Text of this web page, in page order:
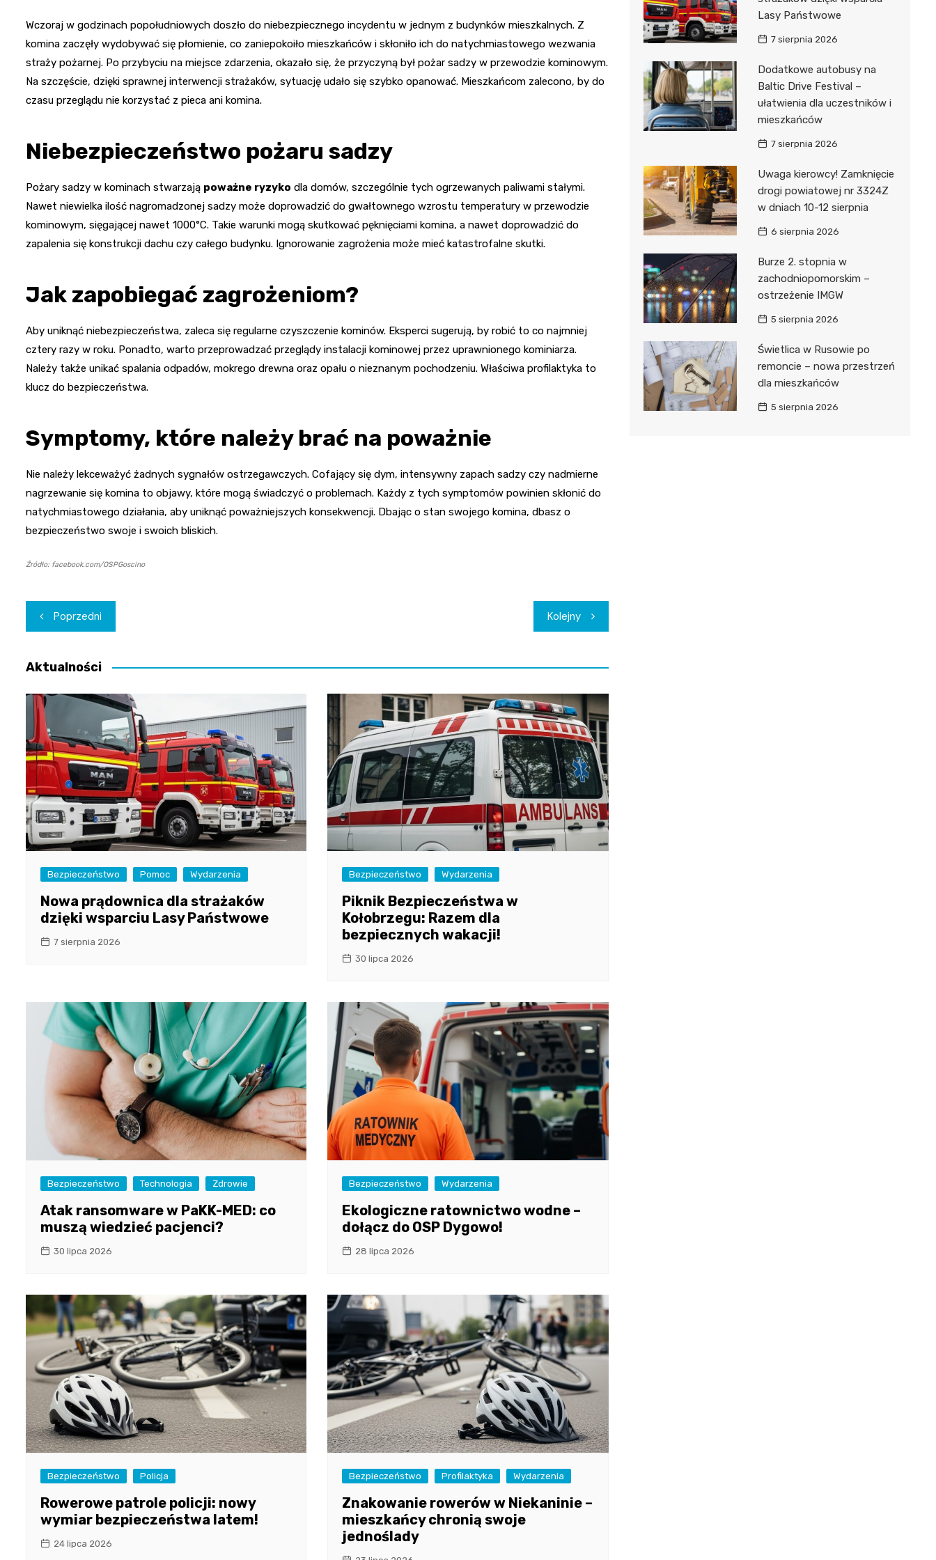
Wczoraj w godzinach popołudniowych doszło do niebezpiecznego incydentu w jednym z budynków mieszkalnych. Z
komina zaczęły wydobywać się płomienie, co zaniepokoiło mieszkańców i skłoniło ich do natychmiastowego wezwania
straży pożarnej. Po przybyciu na miejsce zdarzenia, okazało się, że przyczyną był pożar sadzy w przewodzie kominowym.
Na szczęście, dzięki sprawnej interwencji strażaków, sytuację udało się szybko opanować. Mieszkańcom zalecono, by do
czasu przeglądu nie korzystać z pieca ani komina.
Niebezpieczeństwo pożaru sadzy
Pożary sadzy w kominach stwarzają poważne ryzyko dla domów, szczególnie tych ogrzewanych paliwami stałymi.
Nawet niewielka ilość nagromadzonej sadzy może doprowadzić do gwałtownego wzrostu temperatury w przewodzie
kominowym, sięgającej nawet 1000°C. Takie warunki mogą skutkować pęknięciami komina, a nawet doprowadzić do
zapalenia się konstrukcji dachu czy całego budynku. Ignorowanie zagrożenia może mieć katastrofalne skutki.
Jak zapobiegać zagrożeniom?
Aby uniknąć niebezpieczeństwa, zaleca się regularne czyszczenie kominów. Eksperci sugerują, by robić to co najmniej
cztery razy w roku. Ponadto, warto przeprowadzać przeglądy instalacji kominowej przez uprawnionego kominiarza.
Należy także unikać spalania odpadów, mokrego drewna oraz opału o nieznanym pochodzeniu. Właściwa profilaktyka to
klucz do bezpieczeństwa.
Symptomy, które należy brać na poważnie
Nie należy lekceważyć żadnych sygnałów ostrzegawczych. Cofający się dym, intensywny zapach sadzy czy nadmierne
nagrzewanie się komina to objawy, które mogą świadczyć o problemach. Każdy z tych symptomów powinien skłonić do
natychmiastowego działania, aby uniknąć poważniejszych konsekwencji. Dbając o stan swojego komina, dbasz o
bezpieczeństwo swoje i swoich bliskich.
Źródło: facebook.com/OSPGoscino
Nawigacja
wpisu
Poprzedni Kolejny
Aktualności
Bezpieczeństwo Pomoc Wydarzenia
Nowa prądownica dla strażaków
dzięki wsparciu Lasy Państwowe
7 sierpnia 2026
Bezpieczeństwo Wydarzenia
Piknik Bezpieczeństwa w
Kołobrzegu: Razem dla
bezpiecznych wakacji!
30 lipca 2026
Bezpieczeństwo Technologia Zdrowie
Atak ransomware w PaKK-MED: co
muszą wiedzieć pacjenci?
30 lipca 2026
Bezpieczeństwo Wydarzenia
Ekologiczne ratownictwo wodne –
dołącz do OSP Dygowo!
28 lipca 2026
Bezpieczeństwo Policja
Rowerowe patrole policji: nowy
wymiar bezpieczeństwa latem!
24 lipca 2026
Bezpieczeństwo Profilaktyka Wydarzenia
Znakowanie rowerów w Niekaninie –
mieszkańcy chronią swoje
jednoślady
Lasy Państwowe
7 sierpnia 2026
Dodatkowe autobusy na
Baltic Drive Festival –
ułatwienia dla uczestników i
mieszkańców
7 sierpnia 2026
Uwaga kierowcy! Zamknięcie
drogi powiatowej nr 3324Z
w dniach 10-12 sierpnia
6 sierpnia 2026
Burze 2. stopnia w
zachodniopomorskim –
ostrzeżenie IMGW
5 sierpnia 2026
Świetlica w Rusowie po
remoncie – nowa przestrzeń
dla mieszkańców
5 sierpnia 2026